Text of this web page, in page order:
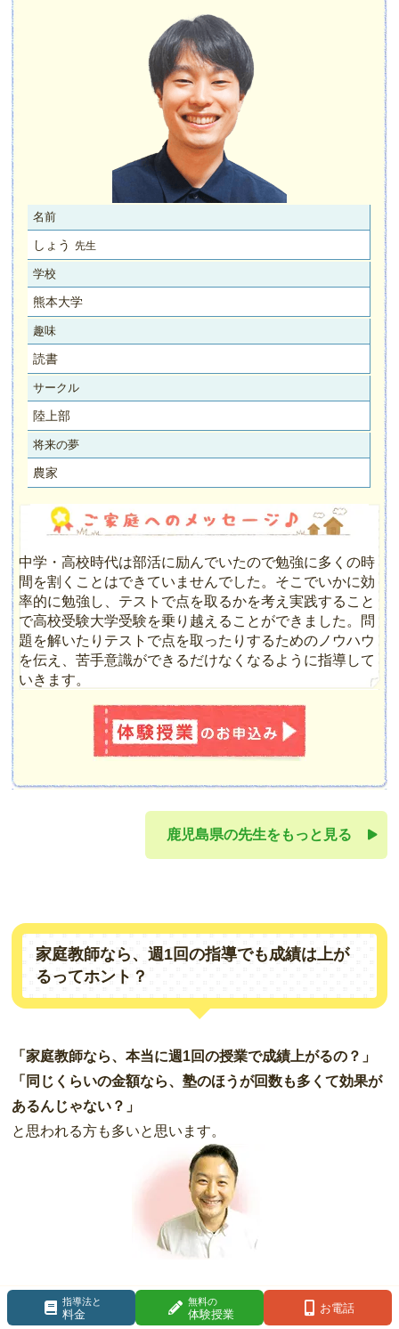
名前
しょう 先生
学校
熊本大学
趣味
読書
サークル
陸上部
将来の夢
農家
中学・高校時代は部活に励んでいたので勉強に多くの時
間を割くことはできていませんでした。そこでいかに効
率的に勉強し、テストで点を取るかを考え実践すること
で高校受験大学受験を乗り越えることができました。問
題を解いたりテストで点を取ったりするためのノウハウ
を伝え、苦手意識ができるだけなくなるように指導して
いきます。
鹿児島県の先生をもっと見る
家庭教師なら、週1回の指導でも成績は上が
るってホント？
「家庭教師なら、本当に週1回の授業で成績上がるの？」
「同じくらいの金額なら、塾のほうが回数も多くて効果が
あるんじゃない？」
と思われる方も多いと思います。
ですが、実際にあすなろでは、たった週1回の指導で
も、お子さんの限られた時間を効果的に使える『あるヒ
指導法と
料金
無料の
体験授業 お電話